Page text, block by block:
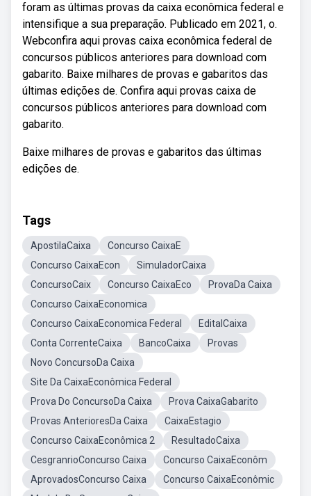
foram as últimas provas da caixa econômica federal e
intensifique a sua preparação. Publicado em 2021, o.
Webconfira aqui provas caixa econômica federal de
concursos públicos anteriores para download com
gabarito. Baixe milhares de provas e gabaritos das
últimas edições de. Confira aqui provas caixa de
concursos públicos anteriores para download com
gabarito.
Baixe milhares de provas e gabaritos das últimas
edições de.
Tags
ApostilaCaixa
Concurso CaixaE
Concurso CaixaEcon
SimuladorCaixa
ConcursoCaix
Concurso CaixaEco
ProvaDa Caixa
Concurso CaixaEconomica
Concurso CaixaEconomica Federal
EditalCaixa
Conta CorrenteCaixa
BancoCaixa
Provas
Novo ConcursoDa Caixa
Site Da CaixaEconômica Federal
Prova Do ConcursoDa Caixa
Prova CaixaGabarito
Provas AnterioresDa Caixa
CaixaEstagio
Concurso CaixaEconômica 2
ResultadoCaixa
CesgranrioConcurso Caixa
Concurso CaixaEconôm
AprovadosConcurso Caixa
Concurso CaixaEconômic